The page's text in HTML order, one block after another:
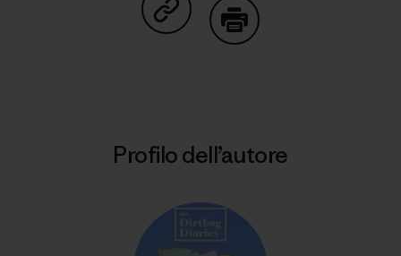
Condividi su Copy Link
Profilo dell’autore